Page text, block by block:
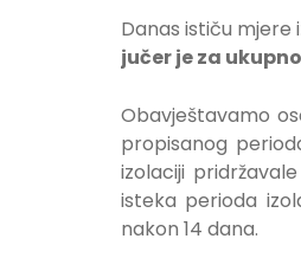
Danas ističu mjere
jučer je za ukupno
Obavještavamo
propisanog
izolaciji
isteka perioda
nakon 14 dana.